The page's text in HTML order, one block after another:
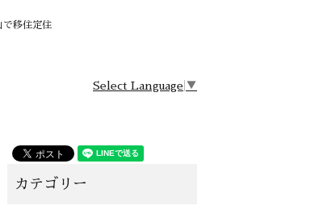
で移住定住
Select Language ▼